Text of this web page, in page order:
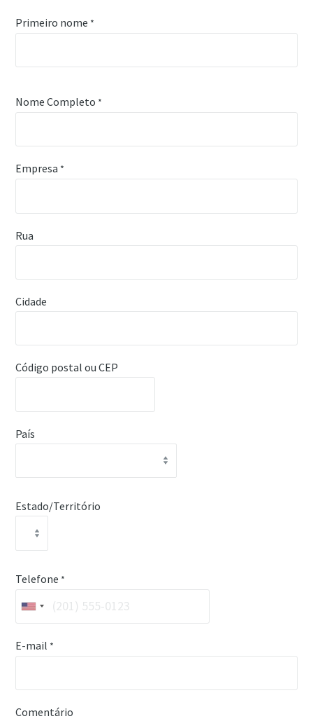
Primeiro nome *
Nome Completo *
Empresa *
Rua
Cidade
Código postal ou CEP
País
Estado/Território
Telefone *
E-mail *
Comentário